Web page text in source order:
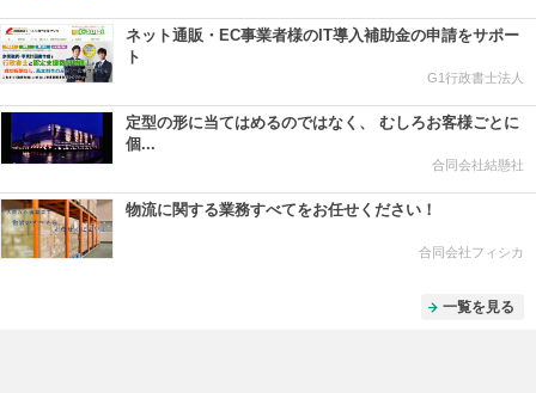
ネット通販・EC事業者様のIT導入補助金の申請をサポー
ト
G1行政書士法人
定型の形に当てはめるのではなく、 むしろお客様ごとに
個...
合同会社結懸社
物流に関する業務すべてをお任せください！
合同会社フィシカ
一覧を見る